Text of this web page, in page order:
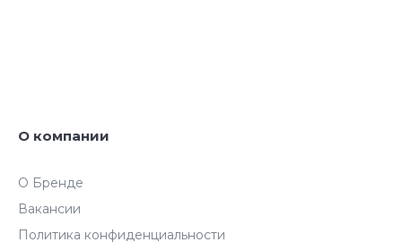
О компании
О Бренде
Вакансии
Политика конфиденциальности